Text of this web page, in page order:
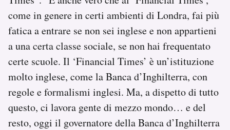
come in genere in certi ambienti di Londra, fai più
fatica a entrare se non sei inglese e non appartieni
a una certa classe sociale, se non hai frequentato
certe scuole. Il ‘Financial Times’ è un’istituzione
molto inglese, come la Banca d’Inghilterra, con
regole e formalismi inglesi. Ma, a dispetto di tutto
questo, ci lavora gente di mezzo mondo… e del
resto, oggi il governatore della Banca d’Inghilterra